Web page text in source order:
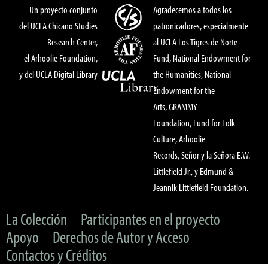
Un proyecto conjunto
del UCLA Chicano Studies
Research Center,
el Arhoolie Foundation,
y del UCLA Digital Library
Agradecemos a todos los
patronicadores, especialmente
al UCLA Los Tigres de Norte
Fund, National Endowment for
the Humanities, National
Endowment for the
Arts, GRAMMY
Foundation, Fund for Folk
Culture, Arhoolie
Records, Señor y la Señora E.W.
Littlefield Jr., y Edmund &
Jeannik Littlefield Foundation.
La Colección
Participantes en el proyecto
Apoyo
Derechos de Autor y Acceso
Contactos y Créditos